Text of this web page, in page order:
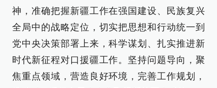
神，准确把握新疆工作在强国建设、民族复兴
全局中的战略定位，切实把思想和行动统一到
党中央决策部署上来，科学谋划、扎实推进新
时代新征程对口援疆工作。坚持问题导向，聚
焦重点领域，营造良好环境，完善工作规划，